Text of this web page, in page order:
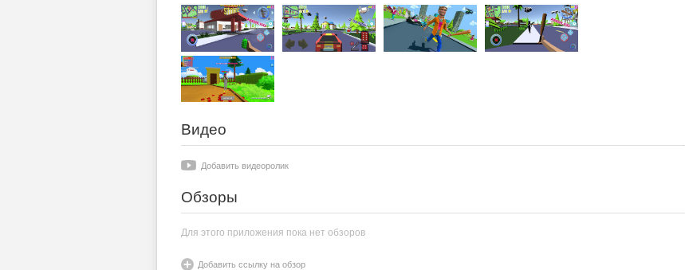
Видео
Добавить видеоролик
Обзоры
Для этого приложения пока нет обзоров
Добавить ссылку на обзор